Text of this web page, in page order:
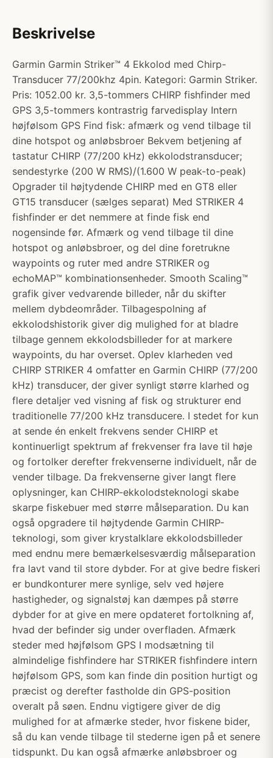
Beskrivelse
Garmin Garmin Striker™ 4 Ekkolod med Chirp-
Transducer 77/200khz 4pin. Kategori: Garmin Striker.
Pris: 1052.00 kr. 3,5-tommers CHIRP fishfinder med
GPS 3,5-tommers kontrastrig farvedisplay Intern
højfølsom GPS Find fisk: afmærk og vend tilbage til
dine hotspot og anløbsbroer Bekvem betjening af
tastatur CHIRP (77/200 kHz) ekkolodstransducer;
sendestyrke (200 W RMS)/(1.600 W peak-to-peak)
Opgrader til højtydende CHIRP med en GT8 eller
GT15 transducer (sælges separat) Med STRIKER 4
fishfinder er det nemmere at finde fisk end
nogensinde før. Afmærk og vend tilbage til dine
hotspot og anløbsbroer, og del dine foretrukne
waypoints og ruter med andre STRIKER og
echoMAP™ kombinationsenheder. Smooth Scaling™
grafik giver vedvarende billeder, når du skifter
mellem dybdeområder. Tilbagespolning af
ekkolodshistorik giver dig mulighed for at bladre
tilbage gennem ekkolodsbilleder for at markere
waypoints, du har overset. Oplev klarheden ved
CHIRP STRIKER 4 omfatter en Garmin CHIRP (77/200
kHz) transducer, der giver synligt større klarhed og
flere detaljer ved visning af fisk og strukturer end
traditionelle 77/200 kHz transducere. I stedet for kun
at sende én enkelt frekvens sender CHIRP et
kontinuerligt spektrum af frekvenser fra lave til høje
og fortolker derefter frekvenserne individuelt, når de
vender tilbage. Da frekvenserne giver langt flere
oplysninger, kan CHIRP-ekkolodsteknologi skabe
skarpe fiskebuer med større målseparation. Du kan
også opgradere til højtydende Garmin CHIRP-
teknologi, som giver krystalklare ekkolodsbilleder
med endnu mere bemærkelsesværdig målseparation
fra lavt vand til store dybder. For at give bedre fiskeri
er bundkonturer mere synlige, selv ved højere
hastigheder, og signalstøj kan dæmpes på større
dybder for at give en mere opdateret fortolkning af,
hvad der befinder sig under overfladen. Afmærk
steder med højfølsom GPS I modsætning til
almindelige fishfindere har STRIKER fishfindere intern
højfølsom GPS, som kan finde din position hurtigt og
præcist og derefter fastholde din GPS-position
overalt på søen. Endnu vigtigere giver de dig
mulighed for at afmærke steder, hvor fiskene bider,
så du kan vende tilbage til stederne igen på et senere
tidspunkt. Du kan også afmærke anløbsbroer og